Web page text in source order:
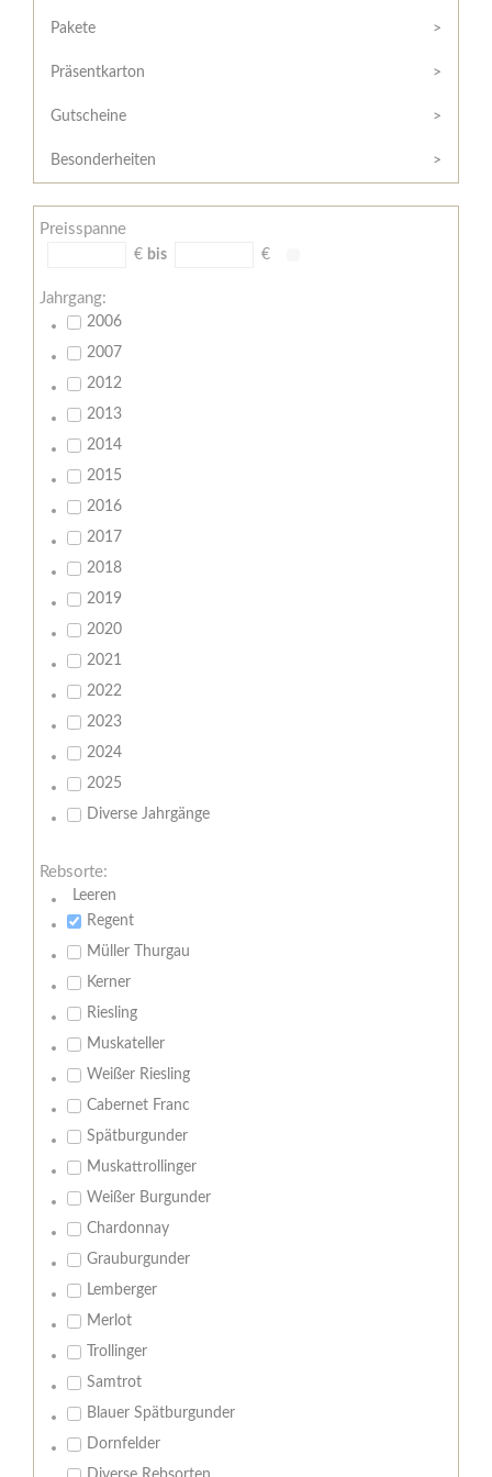
/
Widerrufsformular
AGB
Zahlungsbedingungen
Meine
Pakete
Präsentkarton
Gutscheine
Besonderheiten
Preisspanne
€ bis €
Jahrgang:
2006
2007
2012
2013
2014
2015
2016
2017
2018
2019
2020
2021
2022
2023
2024
2025
Diverse Jahrgänge
Rebsorte:
Leeren
Regent
Müller Thurgau
Kerner
Riesling
Muskateller
Weißer Riesling
Cabernet Franc
Spätburgunder
Muskattrollinger
Weißer Burgunder
Chardonnay
Grauburgunder
Lemberger
Merlot
Trollinger
Samtrot
Blauer Spätburgunder
Dornfelder